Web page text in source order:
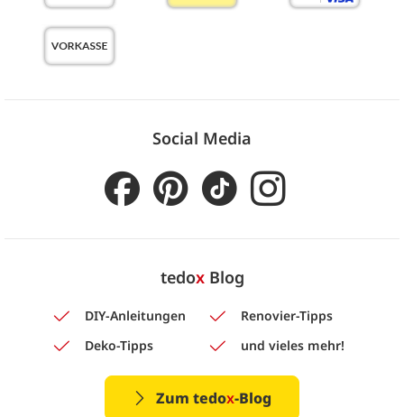
Social Media
tedoxBlog
DIY-Anleitungen
Renovier-Tipps
Deko-Tipps
und vieles mehr!
Zum tedox-Blog